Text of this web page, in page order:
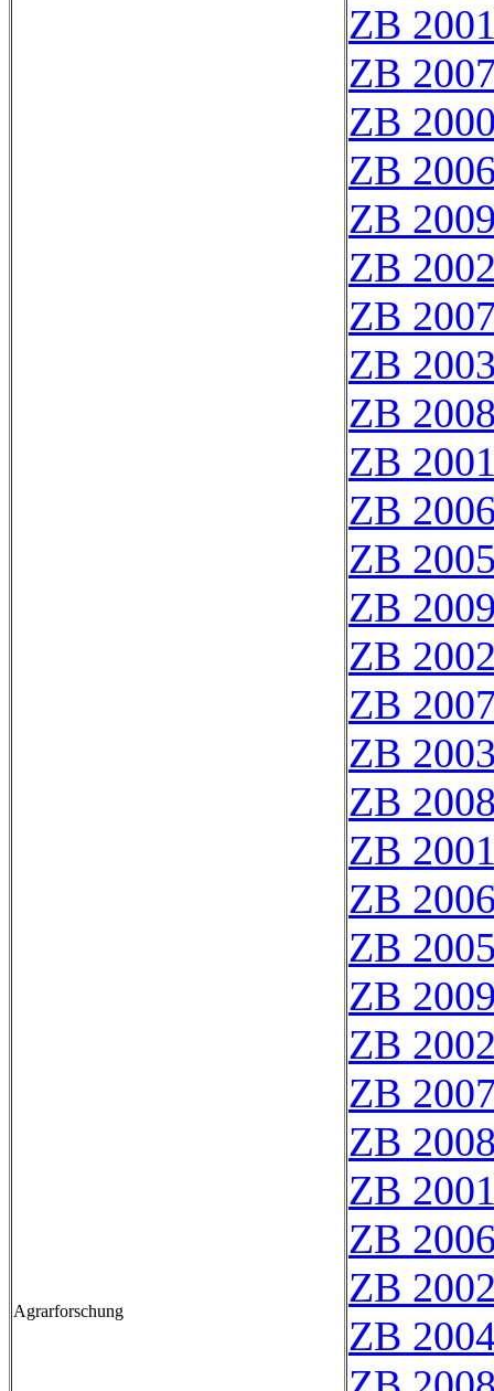
Agrarforschung
ZB
ZB
ZB
ZB
ZB
ZB
ZB
ZB
ZB
ZB
ZB
ZB
ZB
ZB
ZB
ZB
ZB
ZB
ZB
ZB
ZB
ZB
ZB
ZB
ZB
ZB
ZB
ZB